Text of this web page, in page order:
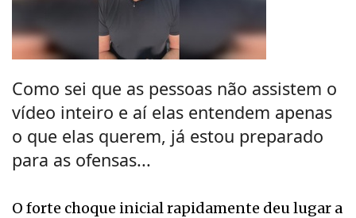
Como sei que as pessoas não assistem o
vídeo inteiro e aí elas entendem apenas
o que elas querem, já estou preparado
para as ofensas...
O forte choque inicial rapidamente deu lugar a